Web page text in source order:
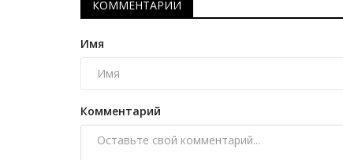
КОММЕНТАРИИ
Имя
Комментарий